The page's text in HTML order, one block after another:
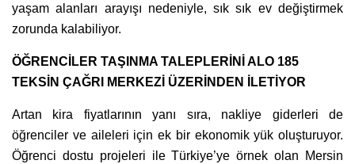
yaşam alanları arayışı nedeniyle, sık sık ev değiştirmek
zorunda kalabiliyor.
ÖĞRENCİLER TAŞINMA TALEPLERİNİ ALO 185
TEKSİN ÇAĞRI MERKEZİ ÜZERİNDEN İLETİYOR
Artan kira fiyatlarının yanı sıra, nakliye giderleri de
öğrenciler ve aileleri için ek bir ekonomik yük oluşturuyor.
Öğrenci dostu projeleri ile Türkiye’ye örnek olan Mersin